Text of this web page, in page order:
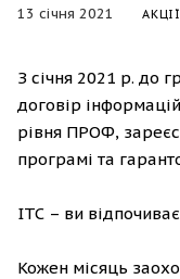
13 січня 2021 АКЦІЇ
З січня 2021 р. до
договір
рівня ПРОФ,
програмі та
ІТС – ви
Кожен місяць